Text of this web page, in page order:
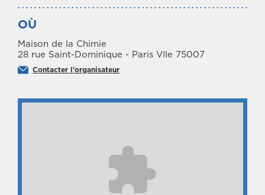
OÙ
Maison de la Chimie
28 rue Saint-Dominique - Paris VIIe 75007
Contacter l'organisateur